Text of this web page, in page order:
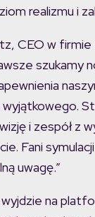
realizmu i
CEO w
szukamy
wyjątkowego.
i zespół z
Fani
uwagę.”
na